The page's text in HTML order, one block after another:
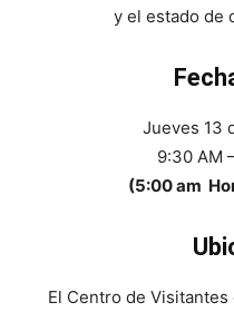
y el estado de
Jueves 13
9:30 AM
(5:00 am
El Centro de